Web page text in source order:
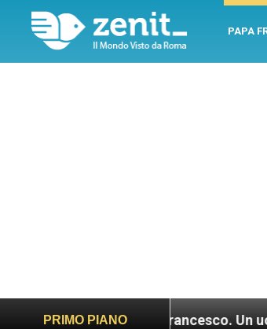
PAPA
PRIMO PIANO
“Papa Francesco. Un uomo di